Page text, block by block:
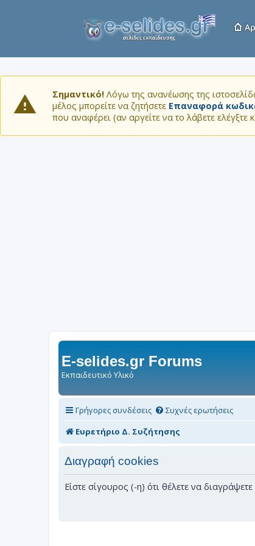
Σημαντικό! Λόγω της ανανέωσης της
μέλος μπορείτε να ζητήσετε Επαναφορά
που αναφέρει (αν αργείτε να το λάβετε ελέγξτε
E-selides.gr Forums
Εκπαιδευτικό Υλικό
Γρήγορες συνδέσεις Συχνές ερωτήσεις
Ευρετήριο Δ. Συζήτησης
Διαγραφή cookies
Είστε σίγουρος (-η) ότι θέλετε να